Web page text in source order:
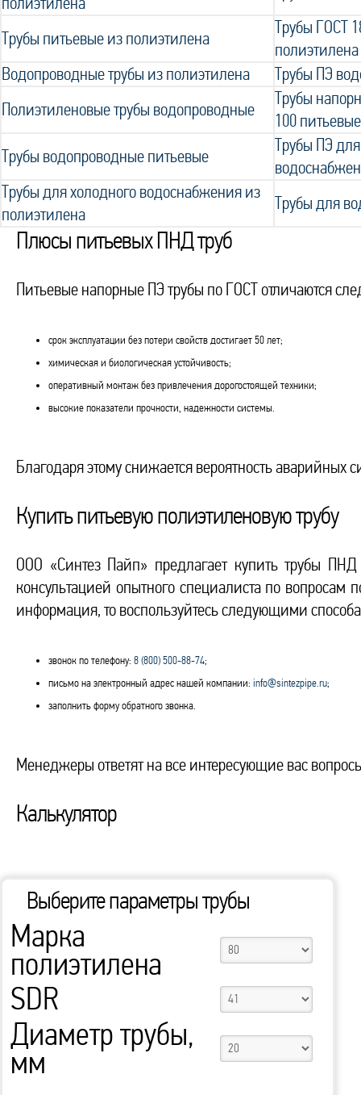
Трубы питьевые из полиэтилена
Трубы ГОСТ
полиэтилена
Водопроводные трубы из полиэтилена
Трубы ПЭ
Полиэтиленовые трубы водопроводные
Трубы
100 питьевые
Трубы водопроводные питьевые
Трубы ПЭ
Трубы для холодного водоснабжения из
полиэтилена
Трубы для
Плюсы питьевых ПНД труб
Питьевые напорные ПЭ трубы по ГОСТ отличаются
срок эксплуатации без потери свойств достигает 50 лет;
химическая и биологическая устойчивость;
оперативный монтаж без привлечения дорогостоящей техники;
высокие показатели прочности, надежности системы.
Благодаря этому снижается вероятность аварийных
Купить питьевую полиэтиленовую трубу
ООО «Синтез Пайп» предлагает купить трубы
консультацией опытного специалиста по
информация, то воспользуйтесь следующими
звонок по телефону: 8 (800) 500-88-74;
письмо на электронный адрес нашей компании: info@sintezpipe.ru;
заполнить форму обратного звонка.
Менеджеры ответят на все интересующие вас
Калькулятор
Выберите параметры трубы
Марка
полиэтилена
SDR
Диаметр трубы,
мм